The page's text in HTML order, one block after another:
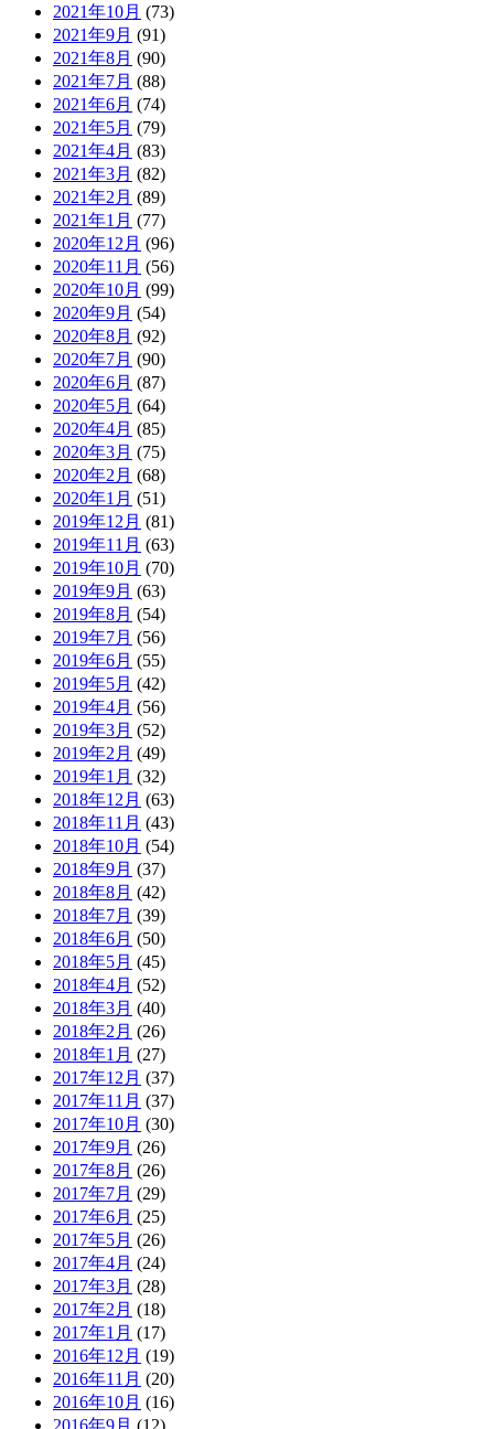
2021年10月 (73)
2021年9月 (91)
2021年8月 (90)
2021年7月 (88)
2021年6月 (74)
2021年5月 (79)
2021年4月 (83)
2021年3月 (82)
2021年2月 (89)
2021年1月 (77)
2020年12月 (96)
2020年11月 (56)
2020年10月 (99)
2020年9月 (54)
2020年8月 (92)
2020年7月 (90)
2020年6月 (87)
2020年5月 (64)
2020年4月 (85)
2020年3月 (75)
2020年2月 (68)
2020年1月 (51)
2019年12月 (81)
2019年11月 (63)
2019年10月 (70)
2019年9月 (63)
2019年8月 (54)
2019年7月 (56)
2019年6月 (55)
2019年5月 (42)
2019年4月 (56)
2019年3月 (52)
2019年2月 (49)
2019年1月 (32)
2018年12月 (63)
2018年11月 (43)
2018年10月 (54)
2018年9月 (37)
2018年8月 (42)
2018年7月 (39)
2018年6月 (50)
2018年5月 (45)
2018年4月 (52)
2018年3月 (40)
2018年2月 (26)
2018年1月 (27)
2017年12月 (37)
2017年11月 (37)
2017年10月 (30)
2017年9月 (26)
2017年8月 (26)
2017年7月 (29)
2017年6月 (25)
2017年5月 (26)
2017年4月 (24)
2017年3月 (28)
2017年2月 (18)
2017年1月 (17)
2016年12月 (19)
2016年11月 (20)
2016年10月 (16)